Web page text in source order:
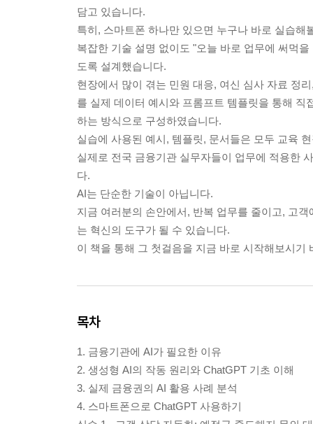
담고 있습니다.
특히, 스마트폰 하나만 있으면 누구나 바로 실습해
복잡한 기술 설명 없이도 "오늘 바로 업무에 써먹
도록 설계했습니다.
현장에서 많이 겪는 민원 대응, 여신 심사 자료 정
를 실제 데이터 예시와 프롬프트 템플릿을 통해 직
하는 방식으로 구성하였습니다.
실습에 사용된 예시, 템플릿, 문서들은 모두 교육
실제로 전국 금융기관 실무자들이 업무에 적용한
다.
AI는 단순한 기술이 아닙니다.
지금 여러분의 손안에서, 반복 업무를 줄이고, 고
는 혁신의 도구가 될 수 있습니다.
이 책을 통해 그 첫걸음을 지금 바로 시작해보시기
목차
1. 금융기관에 AI가 필요한 이유
2. 생성형 AI의 작동 원리와 ChatGPT 기초 이해
3. 실제 금융권의 AI 활용 사례 분석
4. 스마트폰으로 ChatGPT 사용하기